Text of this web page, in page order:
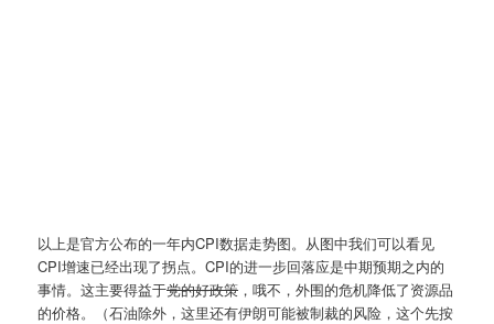
以上是官方公布的一年内CPI数据走势图。从图中我们可以看见
CPI增速已经出现了拐点。CPI的进一步回落应是中期预期之内的
事情。这主要得益于党的好政策 ，哦不，外围的危机降低了资源品
的价格。（石油除外，这里还有伊朗可能被制裁的风险，这个先按